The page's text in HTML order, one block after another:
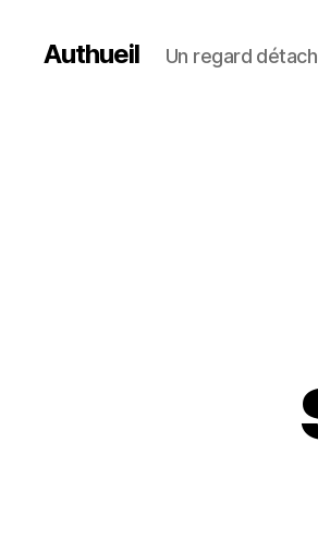
Authueil Un regard